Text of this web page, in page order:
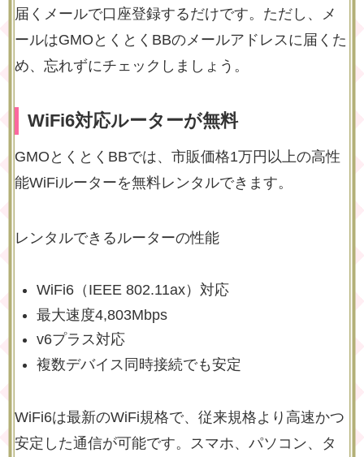
届くメールで口座登録するだけです。ただし、メ
ールはGMOとくとくBBのメールアドレスに届くた
め、忘れずにチェックしましょう。
WiFi6対応ルーターが無料
GMOとくとくBBでは、市販価格1万円以上の高性
能WiFiルーターを無料レンタルできます。
レンタルできるルーターの性能
WiFi6（IEEE 802.11ax）対応
最大速度4,803Mbps
v6プラス対応
複数デバイス同時接続でも安定
WiFi6は最新のWiFi規格で、従来規格より高速かつ
安定した通信が可能です。スマホ、パソコン、タ